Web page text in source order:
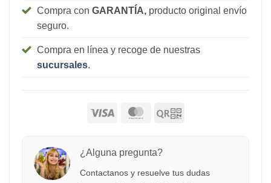
Compra con GARANTÍA,producto original envío
seguro.
Compra en línea y recoge de nuestras
sucursales.
¿Alguna pregunta?
Contactanos y resuelve tus dudas